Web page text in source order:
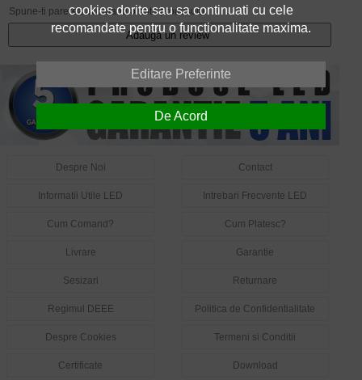
Spune-ti parerea acordand o nota produsului:
Adauga un review
Despre Noi Contact
Informatii Utile LED Intrebari Frecvente LED
Cum Comand? Cum Platesc?
Livrare Garantie
Sesizari Returnare
Regimul DEEE Politica de Confidentialitate
Despre Cookies Termeni si Conditii
Certificate Download
cookies dorite sau sa continuati cu cele
recomandate pentru o functionalitate maxima.
Editare Preferinte
De Acord